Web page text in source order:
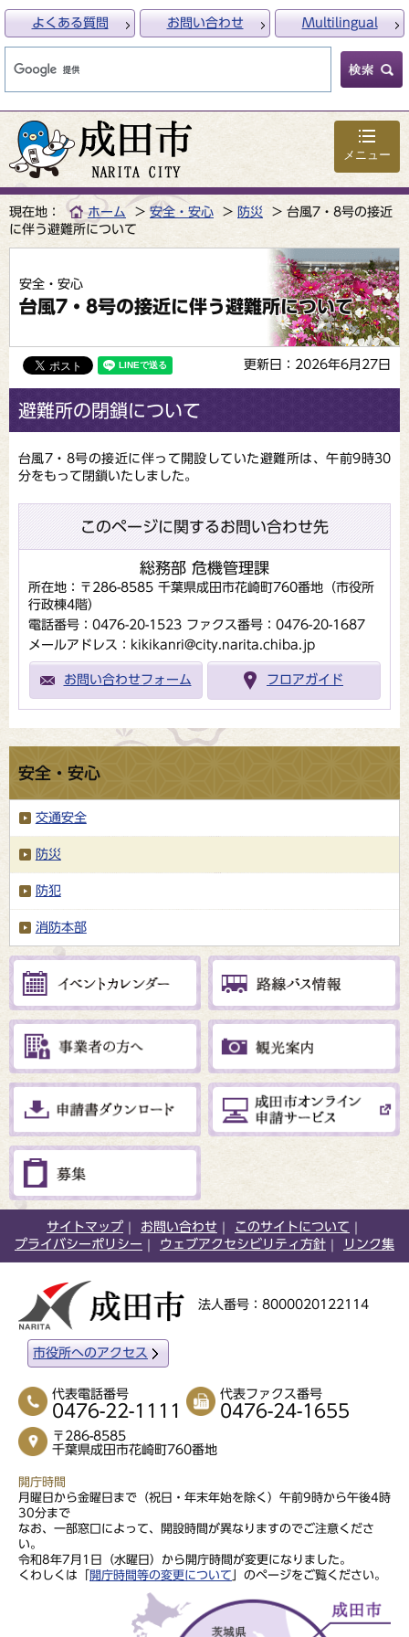
メニュー
よくある質問 お問い合わせ Multilingual
現在地： ホーム 安全・安心 防災
台風7・8号の接近
に伴う避難所について
安全・安心
台風7・8号の接近に伴う避難所について
更新日：2026年6月27日
避難所の閉鎖について
台風7・8号の接近に伴って開設していた避難所は、午前9時30
分をもって閉鎖いたしました。
このページに関するお問い合わせ先
総務部 危機管理課
所在地：〒286-8585 千葉県成田市花崎町760番地（市役所
行政棟4階）
電話番号：0476-20-1523 ファクス番号：0476-20-1687
メールアドレス：kikikanri@city.narita.chiba.jp
お問い合わせフォーム フロアガイド
安全・安心
交通安全
防災
防犯
消防本部
サイトマップ お問い合わせ
このサイトについて
プライバシーポリシー
ウェブアクセシビリティ方針 リンク集
法人番号：8000020122114
市役所へのアクセス
代表電話番号
0476-22-1111
代表ファクス番号
0476-24-1655
〒286-8585
千葉県成田市花崎町760番地
開庁時間
月曜日から金曜日まで（祝日・年末年始を除く）午前9時から午後4時
30分まで
なお、一部窓口によって、開設時間が異なりますのでご注意くださ
い。
令和8年7月1日（水曜日）から開庁時間が変更になりました。
くわしくは「
開庁時間等の変更について 」のページをご覧ください。